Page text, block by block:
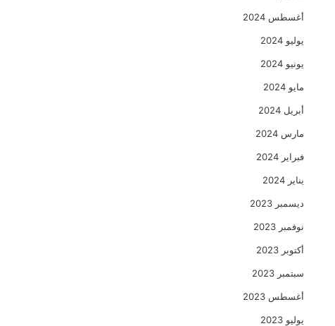
أغسطس 2024
يوليو 2024
يونيو 2024
مايو 2024
أبريل 2024
مارس 2024
فبراير 2024
يناير 2024
ديسمبر 2023
نوفمبر 2023
أكتوبر 2023
سبتمبر 2023
أغسطس 2023
يوليو 2023